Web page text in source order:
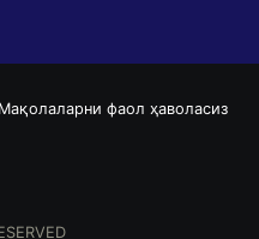
фаол ҳаволасиз